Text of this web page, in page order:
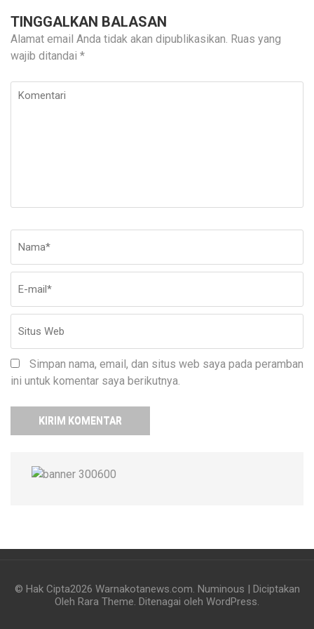
TINGGALKAN BALASAN
Alamat email Anda tidak akan dipublikasikan. Ruas yang
wajib ditandai *
Komentari
Simpan nama, email, dan situs web saya pada peramban
ini untuk komentar saya berikutnya.
© Hak Cipta2026 Warnakotanews.com. Numinous | Diciptakan
Oleh Rara Theme. Ditenagai oleh WordPress.